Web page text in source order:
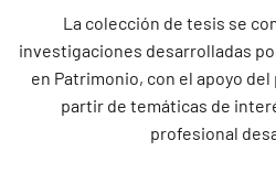
La colección de tesis se
investigaciones desarrolladas
en Patrimonio, con el apoyo
partir de temáticas de
profesional